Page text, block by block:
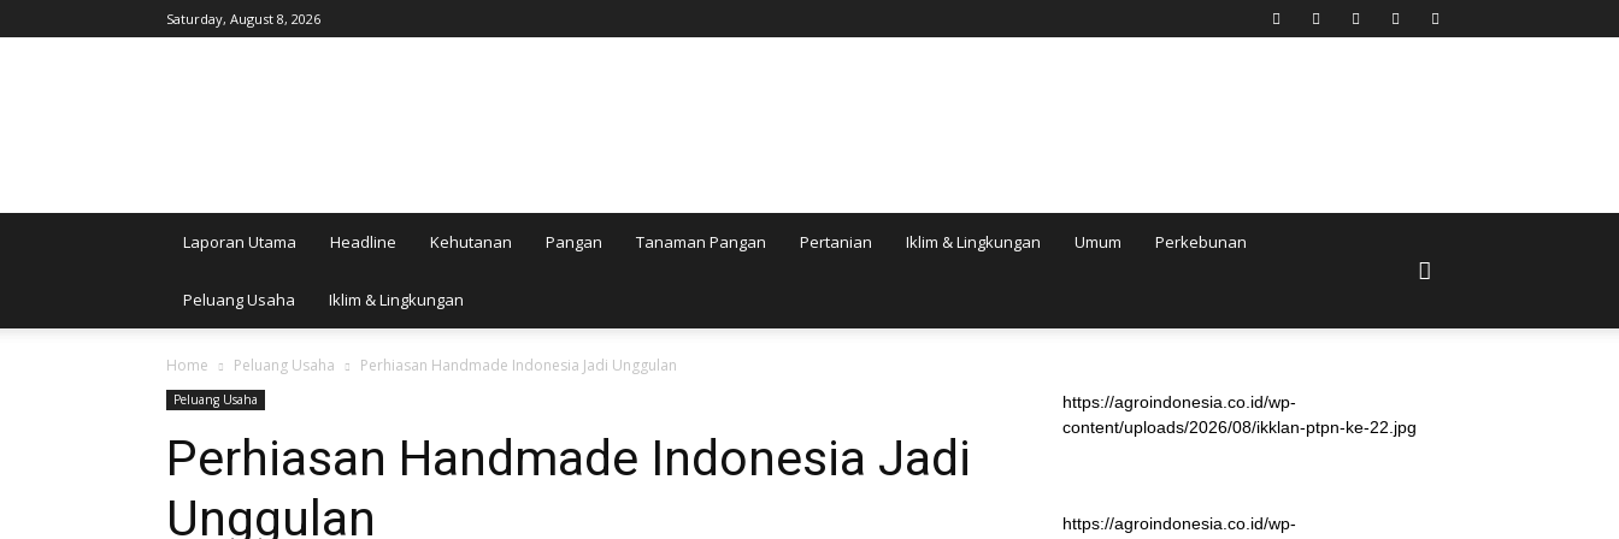
Saturday, August 8, 2026
Laporan Utama Headline Kehutanan Pangan Tanaman Pangan Pertanian Iklim & Lingkungan Umum Perkebunan
Peluang Usaha Iklim & Lingkungan
Home Peluang Usaha Perhiasan Handmade Indonesia Jadi Unggulan
Peluang Usaha
Perhiasan Handmade Indonesia Jadi
Unggulan
https://agroindonesia.co.id/wp-
content/uploads/2026/08/ikklan-ptpn-ke-22.jpg
https://agroindonesia.co.id/wp-